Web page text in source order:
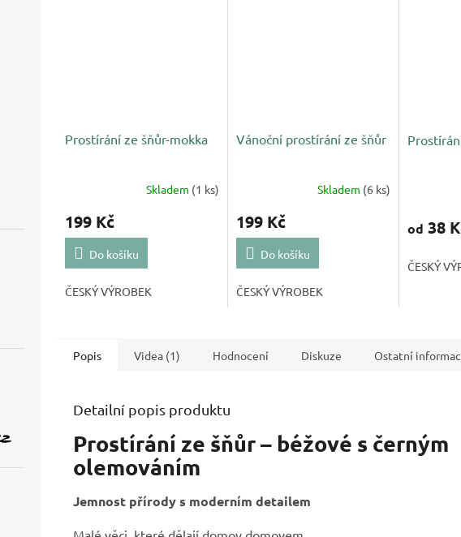
Prostírání ze šňůr-mokka
Skladem (1 ks)
199 Kč
Do košíku
ČESKÝ VÝROBEK
Vánoční prostírání ze šňůr
Skladem (6 ks)
199 Kč
Do košíku
ČESKÝ VÝROBEK
od 38
ČESKÝ
Popis Videa (1) Hodnocení Diskuze Ostatní
Detailní popis produktu
Prostírání ze šňůr – béžové s černým
olemováním
Jemnost přírody s moderním detailem